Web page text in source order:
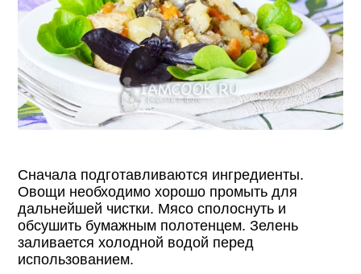
Сначала подготавливаются ингредиенты.
Овощи необходимо хорошо промыть для
дальнейшей чистки. Мясо сполоснуть и
обсушить бумажным полотенцем. Зелень
заливается холодной водой перед
использованием.